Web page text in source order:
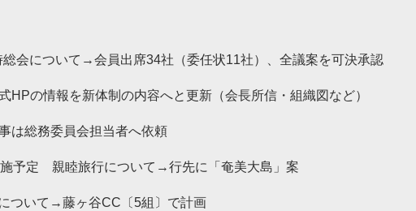
会について→会員出席34社（委任状11社）、全議案を可決承認
HPの情報を新体制の内容へと更新（会長所信・組織図など）
は総務委員会担当者へ依頼
予定 親睦旅行について→行先に「奄美大島」案
ついて→藤ヶ谷CC〔5組〕で計画